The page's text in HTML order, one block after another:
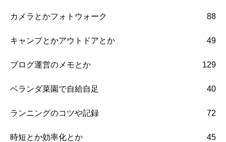
カメラとかフォトウォーク 88
キャンプとかアウトドアとか 49
ブログ運営のメモとか 129
ベランダ菜園で自給自足 40
ランニングのコツや記録 72
時短とか効率化とか 45